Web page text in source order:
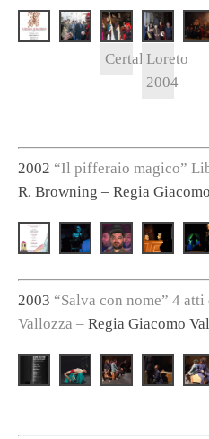
CertaldoLoreto
2004
2002 “Il pifferaio magico”
R. Browning – Regia
2003 “Salva con nome” 4
Vallozza – Regia Giacomo